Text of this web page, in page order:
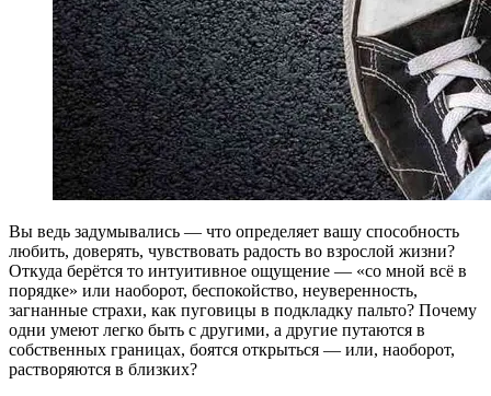
Вы ведь задумывались — что определяет вашу способность
любить, доверять, чувствовать радость во взрослой жизни?
Откуда берётся то интуитивное ощущение — «со мной всё в
порядке» или наоборот, беспокойство, неуверенность,
загнанные страхи, как пуговицы в подкладку пальто? Почему
одни умеют легко быть с другими, а другие путаются в
собственных границах, боятся открыться — или, наоборот,
растворяются в близких?